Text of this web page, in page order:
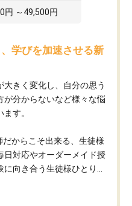
円 ～49,500円
学びを加速させる新
きく変化し、自分の思う
が分からないなど様々な悩
す。
からこそ出来る、生徒様
日対応やオーダーメイド授
向き合う生徒様ひとり...